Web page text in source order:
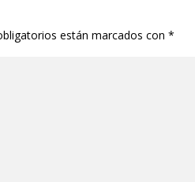
están marcados con*